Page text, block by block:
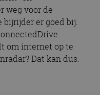
weg voor de
bijrijder er goed bij.
om internet op te
Dat kan dus.